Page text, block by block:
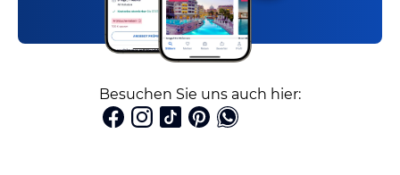
Besuchen Sie uns auch hier: